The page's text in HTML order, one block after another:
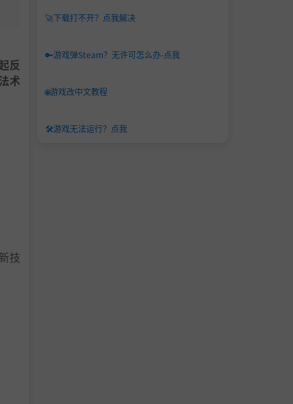
反
术
技
🚀下载打不开？点我解决
🔑游戏弹Steam？无许可怎么办-点我
🌐游戏改中文教程
🛠️游戏无法运行？点我